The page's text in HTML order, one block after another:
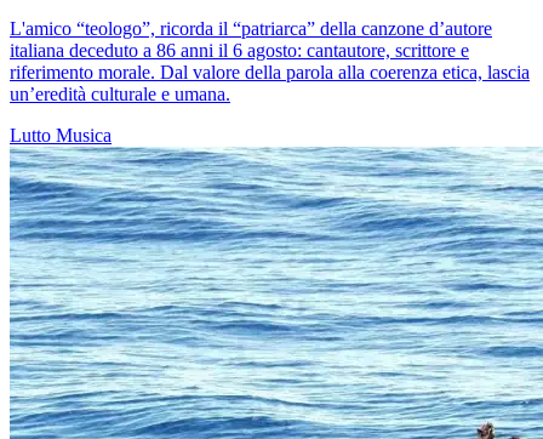
L'amico “teologo”, ricorda il “patriarca” della canzone d’autore
italiana deceduto a 86 anni il 6 agosto: cantautore, scrittore e
riferimento morale. Dal valore della parola alla coerenza etica, lascia
un’eredità culturale e umana.
Lutto Musica